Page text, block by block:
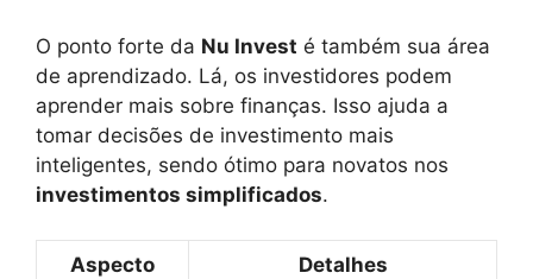
O ponto forte da Nu Invest é também sua área
de aprendizado. Lá, os investidores podem
aprender mais sobre finanças. Isso ajuda a
tomar decisões de investimento mais
inteligentes, sendo ótimo para novatos nos
investimentos simplificados.
Aspecto Detalhes